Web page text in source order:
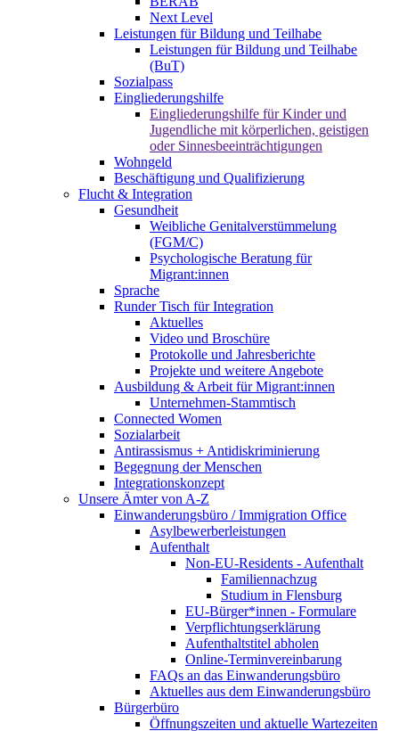
Next Level
Leistungen für Bildung und Teilhabe
Leistungen für Bildung und Teilhabe
(BuT)
Sozialpass
Eingliederungshilfe
Eingliederungshilfe für Kinder und
Jugendliche mit körperlichen, geistigen
oder Sinnesbeeinträchtigungen
Wohngeld
Beschäftigung und Qualifizierung
Flucht & Integration
Gesundheit
Weibliche Genitalverstümmelung
(FGM/C)
Psychologische Beratung für
Migrant:innen
Sprache
Runder Tisch für Integration
Aktuelles
Video und Broschüre
Protokolle und Jahresberichte
Projekte und weitere Angebote
Ausbildung & Arbeit für Migrant:innen
Unternehmen-Stammtisch
Connected Women
Sozialarbeit
Antirassismus + Antidiskriminierung
Begegnung der Menschen
Integrationskonzept
Unsere Ämter von A-Z
Einwanderungsbüro / Immigration Office
Asylbewerberleistungen
Aufenthalt
Non-EU-Residents - Aufenthalt
Familiennachzug
Studium in Flensburg
EU-Bürger*innen - Formulare
Verpflichtungserklärung
Aufenthaltstitel abholen
Online-Terminvereinbarung
FAQs an das Einwanderungsbüro
Aktuelles aus dem Einwanderungsbüro
Bürgerbüro
Öffnungszeiten und aktuelle Wartezeiten